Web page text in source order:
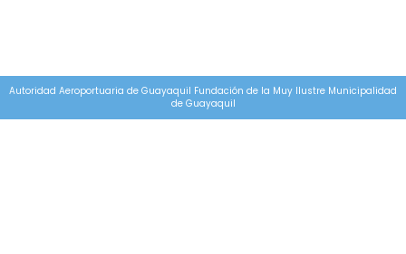
Autoridad Aeroportuaria de Guayaquil Fundación de la Muy Ilustre Municipalidad
de Guayaquil